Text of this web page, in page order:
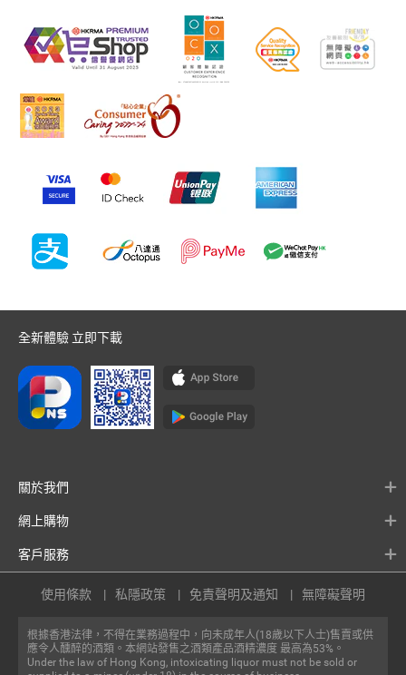
全新體驗 立即下載
關於我們
網上購物
客戶服務
根據香港法律，不得在業務過程中，向未成年人(18歲以下人士)售賣或供
應令人醺醉的酒類。本網站發售之酒類產品酒精濃度 最高為53%。
Under the law of Hong Kong, intoxicating liquor must not be sold or
使用條款 私隱政策 免責聲明及通知 無障礙聲明